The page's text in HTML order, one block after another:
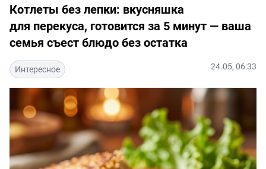
Котлеты без лепки: вкусняшка
для перекуса, готовится за 5 минут — ваша
семья съест блюдо без остатка
Интересное 24.05, 06:33